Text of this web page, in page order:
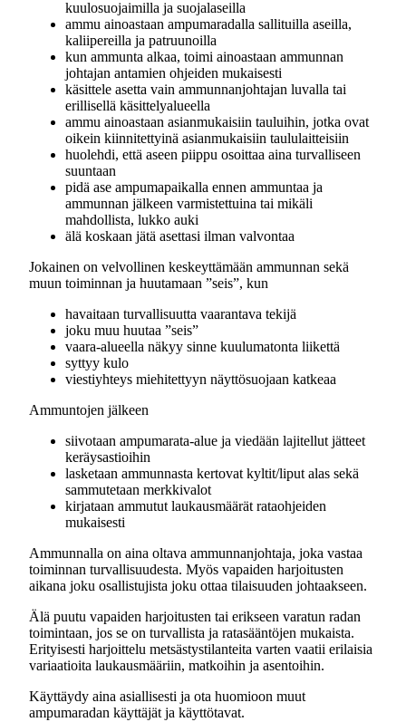
kuulosuojaimilla ja suojalaseilla
ammu ainoastaan ampumaradalla sallituilla aseilla,
kaliipereilla ja patruunoilla
kun ammunta alkaa, toimi ainoastaan ammunnan
johtajan antamien ohjeiden mukaisesti
käsittele asetta vain ammunnanjohtajan luvalla tai
erillisellä käsittelyalueella
ammu ainoastaan asianmukaisiin tauluihin, jotka ovat
oikein kiinnitettyinä asianmukaisiin taululaitteisiin
huolehdi, että aseen piippu osoittaa aina turvalliseen
suuntaan
pidä ase ampumapaikalla ennen ammuntaa ja
ammunnan jälkeen varmistettuina tai mikäli
mahdollista, lukko auki
älä koskaan jätä asettasi ilman valvontaa
Jokainen on velvollinen keskeyttämään ammunnan sekä
muun toiminnan ja huutamaan ”seis”, kun
havaitaan turvallisuutta vaarantava tekijä
joku muu huutaa ”seis”
vaara-alueella näkyy sinne kuulumatonta liikettä
syttyy kulo
viestiyhteys miehitettyyn näyttösuojaan katkeaa
Ammuntojen jälkeen
siivotaan ampumarata-alue ja viedään lajitellut jätteet
keräysastioihin
lasketaan ammunnasta kertovat kyltit/liput alas sekä
sammutetaan merkkivalot
kirjataan ammutut laukausmäärät rataohjeiden
mukaisesti
Ammunnalla on aina oltava ammunnanjohtaja, joka vastaa
toiminnan turvallisuudesta. Myös vapaiden harjoitusten
aikana joku osallistujista joku ottaa tilaisuuden johtaakseen.
Älä puutu vapaiden harjoitusten tai erikseen varatun radan
toimintaan, jos se on turvallista ja ratasääntöjen mukaista.
Erityisesti harjoittelu metsästystilanteita varten vaatii erilaisia
variaatioita laukausmääriin, matkoihin ja asentoihin.
Käyttäydy aina asiallisesti ja ota huomioon muut
ampumaradan käyttäjät ja käyttötavat.